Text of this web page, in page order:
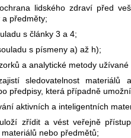
lidského zdraví před
předměty;
s články 3 a 4;
s písmeny a) až h);
a analytické metody
sledovatelnost materiálů
předpisy, která případně
aktivních a inteligentních
zřídit a vést veřejně
nebo předmětů;